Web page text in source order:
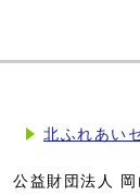
北ふれあい
公益財団法人